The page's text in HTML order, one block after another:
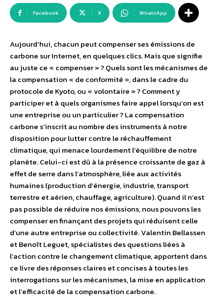
Facebook X WhatsApp
Aujourd’hui, chacun peut compenser ses émissions de
carbone sur Internet, en quelques clics. Mais que signifie
au juste ce « compenser » ? Quels sont les mécanismes de
la compensation « de conformité », dans le cadre du
protocole de Kyoto, ou « volontaire » ? Comment y
participer et à quels organismes faire appel lorsqu’on est
une entreprise ou un particulier ? La compensation
carbone s’inscrit au nombre des instruments à notre
disposition pour lutter contre le réchauffement
climatique, qui menace lourdement l’équilibre de notre
planète. Celui-ci est dû à la présence croissante de gaz à
effet de serre dans l’atmosphère, liée aux activités
humaines (production d’énergie, industrie, transport
terrestre et aérien, chauffage, agriculture). Quand il n’est
pas possible de réduire nos émissions, nous pouvons les
compenser en finançant des projets qui réduisent celle
d’une autre entreprise ou collectivité. Valentin Bellassen
et Benoît Leguet, spécialistes des questions liées à
l’action contre le changement climatique, apportent dans
ce livre des réponses claires et concises à toutes les
interrogations sur les mécanismes, la mise en application
et l’efficacité de la compensation carbone.